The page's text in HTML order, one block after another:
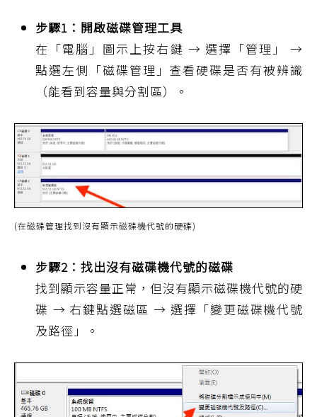
步驟1：開啟磁碟管理工具
在「電腦」圖示上按右鍵 → 選擇「管理」 →
點選左側「磁碟管理」查看硬碟是否有被辨識
（能看到容量與分割區）。
(在磁碟管理找到沒有顯示磁碟機代號的硬碟)
步驟2：找出沒有磁碟機代號的磁碟
找到顯示容量正常，但沒有顯示磁碟機代號的硬
碟 → 右鍵點選磁區 → 選擇「變更磁碟機代號
及路徑」。